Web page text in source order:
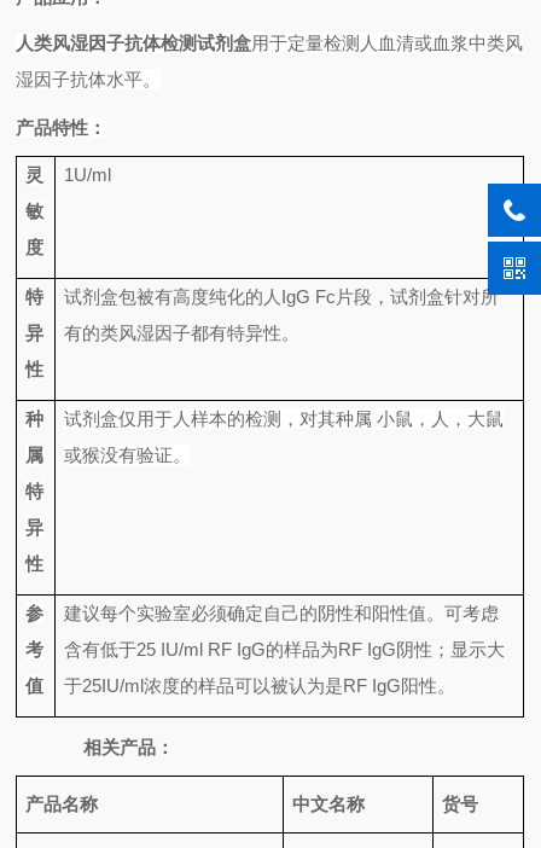
人类风湿因子抗体检测试剂盒用于定量检测人血清或血浆中类风
湿因子抗体水平。
产品特性：
灵
敏
度
1U/ml
特
异
性
试剂盒包被有高度纯化的人 IgG Fc 片段，试剂盒针对所
有的类风湿因子都有特异性。
种
属
特
异
性
试剂盒仅用于人样本的检测，对其种属 小鼠，人，大鼠
或猴没有验证。
参
考
值
建议每个实验室必须确定自己的阴性和阳性值。可考虑
含有低于25 IU/ml RF IgG的样品为RF IgG阴性；显示大
于25IU/ml浓度的样品可以被认为是RF IgG阳性。
相关产品：
产品名称 中文名称 货号